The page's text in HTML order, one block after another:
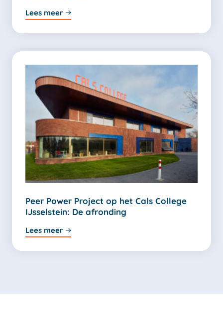
Lees meer
Peer Power Project op het Cals College
IJsselstein: De afronding
Lees meer